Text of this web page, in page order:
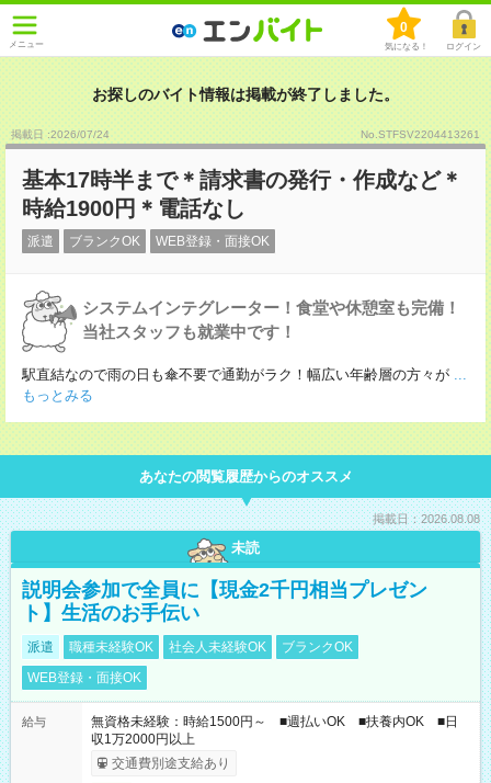
メニュー
0
気になる！ ログイン
お探しのバイト情報は掲載が終了しました。
掲載日 :2026/07/24 No.STFSV2204413261
基本17時半まで＊請求書の発行・作成など＊
時給1900円＊電話なし
派遣 ブランクOK WEB登録・面接OK
システムインテグレーター！食堂や休憩室も完備！
当社スタッフも就業中です！
駅直結なので雨の日も傘不要で通勤がラク！幅広い年齢層の方々が ...
もっとみる
あなたの閲覧履歴からのオススメ
掲載日：2026.08.08
未読
説明会参加で全員に【現金2千円相当プレゼン
ト】生活のお手伝い
派遣 職種未経験OK 社会人未経験OK
ブランクOK
WEB登録・面接OK
給与
無資格未経験：時給1500円～ ■週払いOK ■扶養内OK ■日
収1万2000円以上
交通費別途支給あり